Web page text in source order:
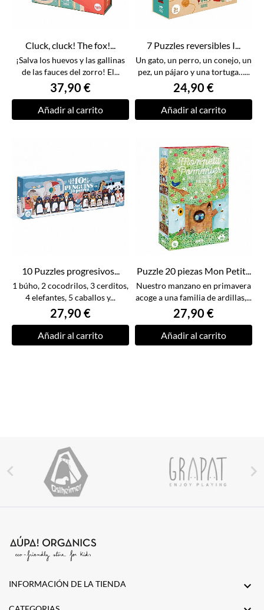
Cluck, cluck! The fox!...
¡Salva los huevos y las gallinas
de las fauces del zorro! El...
37,90 €
Añadir al carrito
7 Puzzles reversibles I...
Un gato, un perro, un conejo, un
pez, un pájaro y una tortuga…...
24,90 €
Añadir al carrito
10 Puzzles progresivos...
1 búho, 2 cocodrilos, 3 cerditos,
4 elefantes, 5 caballos y...
27,90 €
Añadir al carrito
Puzzle 20 piezas Mon Petit...
Nuestro manzano en primavera
acoge a una familia de ardillas,...
27,90 €
Añadir al carrito
 
INFORMACIÓN DE LA TIENDA 